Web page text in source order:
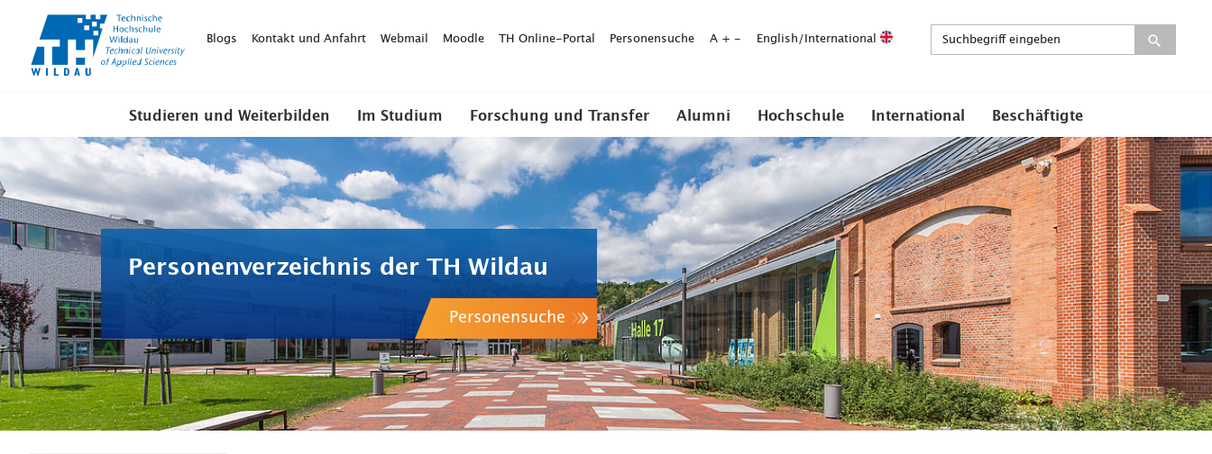
WildauBlogs Kontakt und Anfahrt Webmail Moodle TH Online-Portal Personensuche A + - English/International
Studieren und Weiterbilden Im Studium Forschung und Transfer Alumni Hochschule International Beschäftigte
Personenverzeichnis der TH Wildau
Personensuche